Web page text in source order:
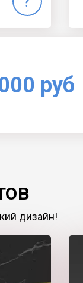
руб
дизайн!